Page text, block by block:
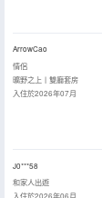
ArrowCao
情侶
曠野之上丨雙廳套房
入住於2026年07月
J0***58
和家人出遊